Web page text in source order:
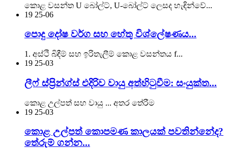
කොළ වසන්ත U බෝල්ට්, U-බෝල්ට් ලෙසද හැඳින්වේ...
19 25-06
පොදු දෝෂ වර්ග සහ හේතු විශ්ලේෂණය...
1. අස්ථි බිඳීම් සහ ඉරිතැලීම් කොළ වසන්තය f...
19 25-03
ලීෆ් ස්ප්‍රින්ග්ස් එදිරිව වායු අත්හිටුවීම: සංයුක්ත...
කොළ උල්පත් සහ වායු ... අතර තේරීම
19 25-03
කොළ උල්පත් කොපමණ කාලයක් පවතින්නේද?
තේරුම් ගන්න...